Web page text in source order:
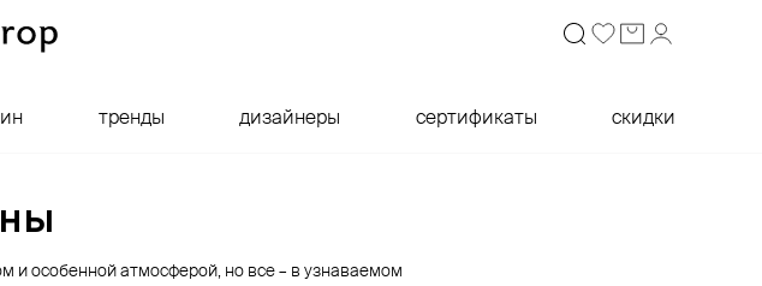
тренды дизайнеры сертификаты скидки
и особенной атмосферой, но все – в узнаваемом